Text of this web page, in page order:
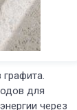
для
через